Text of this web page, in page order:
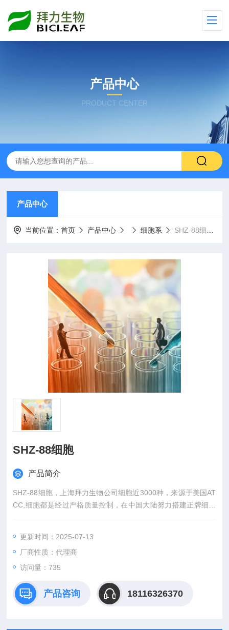
产品中心
PRODUCT CENTER
产品中心
当前位置：首页 产品中心 细胞系 SHZ-88细胞SHZ-88细胞
SHZ-88细胞
产品简介
SHZ-88细胞，上海拜力生物公司细胞近3000种，来源于美国AT
CC,细胞都是经过严格质量控制，在中国大陆努力搭建正牌细胞
与国内广大科研人员之间的沟通桥梁。外，还有更多相关实验产
更新时间：2025-07-13
厂商性质：代理商
访问量：735
产品咨询 18116326370